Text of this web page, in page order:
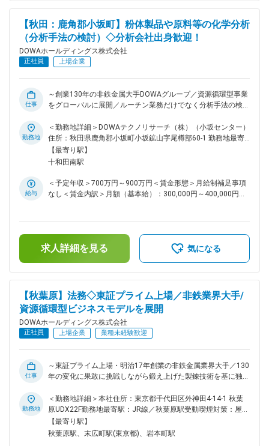
約１時間30分でアクセスもできます。秋田駅周辺では、積極
的な都市整備を推進中。県・市連携の文化施設「あきた芸術劇
場ミルハス」など、着々と再開発も進められてきています。大
型マンションなどもどんどん増えており、特に秋田駅近くで
は、さらなる発展にも期待ができます ■配属先について：
DOWAセミコンダクター秋田への在籍出向となります。 同社
スタートしました。その後1993年に株式会社同和半導体を設
立し化合物半導体材料の製造、販売を始め国内外の電気メーカ
年、株式会社同和半導体からDOWAセミコンダクター秋田株式
会社へと社名を変更し、化合物半導体市場において事業を拡大
して参りました。特にLED事業は血中酸素濃度計のセンサーか
ら始まり、携帯電話の赤外線通信、スマートフォンやウェアラ
とともに用途を変えながら生活の利便性を支える技術により社
会の発展に貢献してきました。 変更の範囲：会社の定める業
【秋田：鹿角郡小坂町】粉体製品や原料等の化学分析
（分析手法の検討）◇分析会社出身歓迎！
DOWAホールディングス株式会社
正社員 上場企業
仕事
～創業130年の非鉄金属大手DOWAグループ／資源循環型事業
をグローバルに展開／ルーチン業務だけでなく分析手法の検討
サイクル原料の金、銀、白金などの有価金属、不純物含有量や
工程管理のための製造工程中の生成物中の有価金属、不純物含
有量などを分析をお任せ致します。また工場の煙突から大気に
放出される気体、水処理施設から公共の水域に排出される水を
く予定です。状況により分析精度向上、及び新たな分析法から
検討する業務にも参画頂きます。 【具体的な業務内容】 ◇化
鏡を使用した観察、組成分析も一部実施しますが、具体的には
溶液化や分離などの前処理と分析機器等での測定を行って不純
物の含有量、構成元素の割合などを調べます。分析結果が原料
購入価格や製品の合否を決める基になります。 <例> ・サンプ
定、条件の検討、測定、報告 ■働き方：残業時間は月平均20時
間程度です。 ■小坂町で働く魅力 ◇「あのDOWA！」といっ
た雰囲気の中働けます。小坂町のだれもが知っている企業であ
り、地元企業とのつながりも強いです。 ◇寮・社宅完備なの
で、単身でも家族帯同でも快適に暮らせます。小坂町居住の場
合、通勤時間も車で10分以内です。 ◇北東北主要都市へのア
ラッグストアは町内にございます。 ◇夏はキャンプ・冬はスキ
ーなど、アウトドアを充実できます。車で30分程度で自然を
DOWAホールディングスでの採用にてDOWAテクノリサーチへ
の在籍出向となります。 【DOWAテクノリサーチについて】
同社グループ会社の工場で処理されるリサイクル原料の金、
銀、白金などの有価金属、不純物含有量などを分析していま
す。工程管理の為に、製造工程中の生成物中の有価金属、不純
勤務地
＜勤務地詳細＞DOWAテクノリサーチ（株）（小坂センター）
住所：秋田県鹿角郡小坂町小坂鉱山字尾樽部60-1 勤務地最寄
駅：JR線／十和田南駅受動喫煙対策：屋内全面禁煙変更の範
囲：会社の定める事業所（リモートワーク含む）
【最寄り駅】
十和田南駅
給与
＜予定年収＞700万円～900万円＜賃金形態＞月給制補足事項
なし＜賃金内訳＞月額（基本給）：300,000円～400,000円＜
る可能性があります。月給(月額)は固定手当を含めた表記で
す。
求人詳細を見る 気になる
【秋葉原】法務◇東証プライム上場／非鉄業界大手/
資源循環型ビジネスモデルを展開
DOWAホールディングス株式会社
正社員 上場企業 業種未経験歓迎
仕事
～東証プライム上場・明治17年創業の非鉄金属業界大手／130
年の変化に果敢に挑戦しながら鍛え上げた製錬技術を基に独自
内容： 株主総会の開催と法改正への対応、社内への教育活動
などを行いつつ、年間を通しては、法務相談を軸にした契約法
務や紛争対応など各種業務を担当していただきます。 ■業務詳
細： ◇法務相談： エレクトロニクス分野の最先端の内容に関
勤務地
＜勤務地詳細＞本社住所：東京都千代田区外神田4-14-1 秋葉
原UDX22F勤務地最寄駅：JR線／秋葉原駅受動喫煙対策：屋内
全面禁煙変更の範囲：会社の定める事業所（リモートワーク含
む）
【最寄り駅】
秋葉原駅、末広町駅(東京都)、岩本町駅